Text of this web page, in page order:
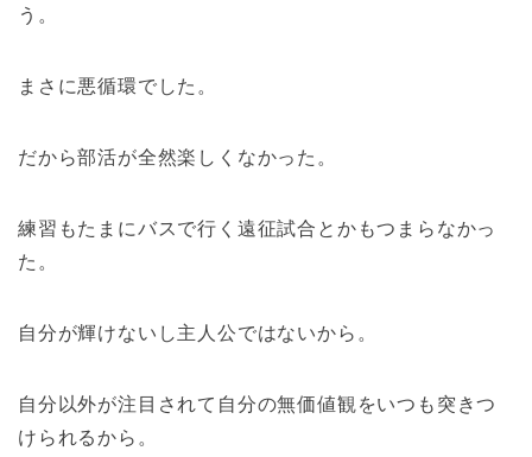
う。
まさに悪循環でした。
だから部活が全然楽しくなかった。
練習もたまにバスで行く遠征試合とかもつまらなかっ
た。
自分が輝けないし主人公ではないから。
自分以外が注目されて自分の無価値観をいつも突きつ
けられるから。